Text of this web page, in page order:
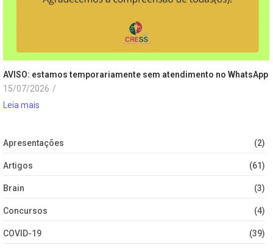
AVISO: estamos temporariamente sem atendimento no WhatsApp
15/07/2026 /
Leia mais
Apresentações (2)
Artigos (61)
Brain (3)
Concursos (4)
COVID-19 (39)